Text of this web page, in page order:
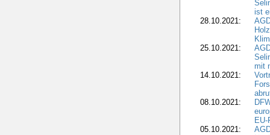
ist
28.10.2021:
25.10.2021:
mit
14.10.2021:
08.10.2021:
05.10.2021: